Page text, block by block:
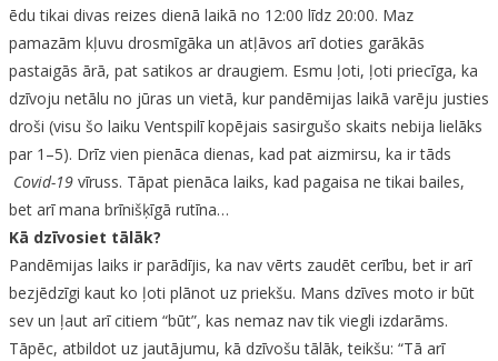
ēdu tikai divas reizes dienā laikā no 12:00 līdz 20:00. Maz
pamazām kļuvu drosmīgāka un atļāvos arī doties garākās
pastaigās ārā, pat satikos ar draugiem. Esmu ļoti, ļoti priecīga, ka
dzīvoju netālu no jūras un vietā, kur pandēmijas laikā varēju justies
droši (visu šo laiku Ventspilī kopējais sasirgušo skaits nebija lielāks
par 1–5). Drīz vien pienāca dienas, kad pat aizmirsu, ka ir tāds
Covid-19 vīruss. Tāpat pienāca laiks, kad pagaisa ne tikai bailes,
bet arī mana brīnišķīgā rutīna…
Kā dzīvosiet tālāk?
Pandēmijas laiks ir parādījis, ka nav vērts zaudēt cerību, bet ir arī
bezjēdzīgi kaut ko ļoti plānot uz priekšu. Mans dzīves moto ir būt
sev un ļaut arī citiem “būt”, kas nemaz nav tik viegli izdarāms.
Tāpēc, atbildot uz jautājumu, kā dzīvošu tālāk, teikšu: “Tā arī